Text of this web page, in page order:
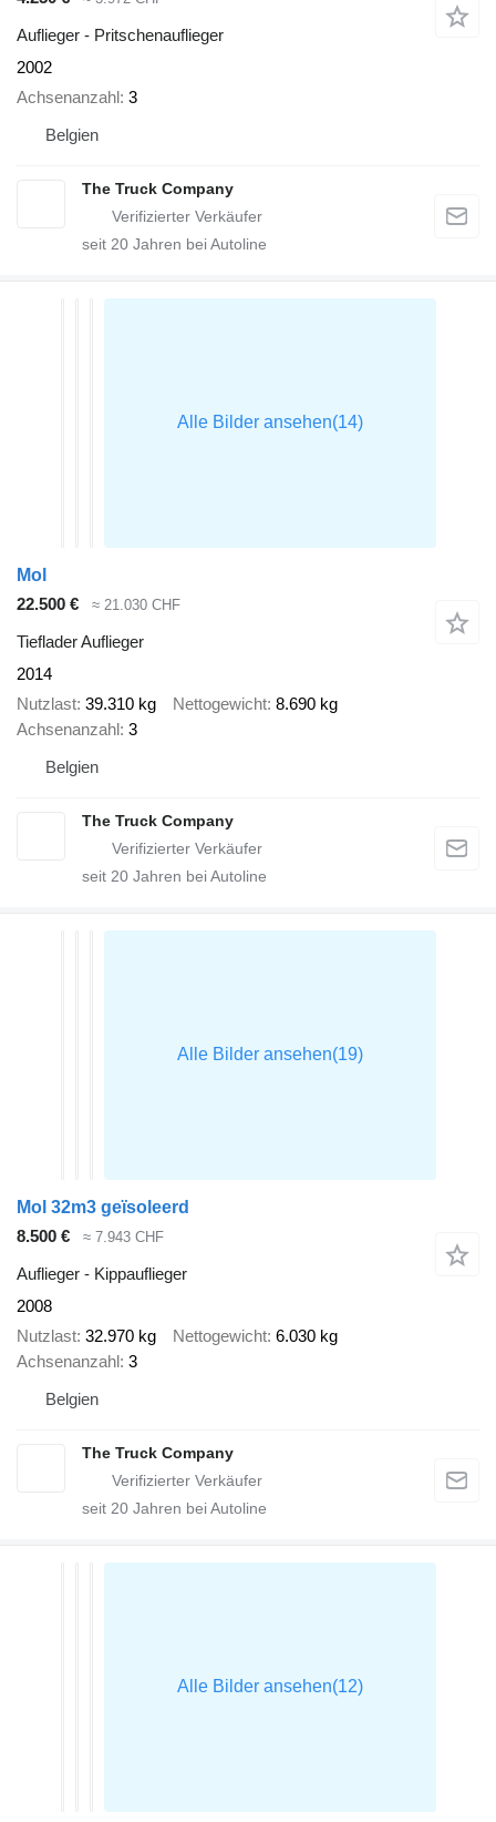
Auflieger - Pritschenauflieger
2002
Achsenanzahl 3
Belgien
The Truck Company
seit 20 Jahren bei Autoline
Mol
22.500 €
≈ 21.030 CHF
Tieflader Auflieger
2014
Nutzlast 39.310 kg Nettogewicht 8.690 kg
Achsenanzahl 3
Belgien
The Truck Company
seit 20 Jahren bei Autoline
Mol 32m3 geïsoleerd
8.500 €
≈ 7.943 CHF
Auflieger - Kippauflieger
2008
Nutzlast 32.970 kg Nettogewicht 6.030 kg
Achsenanzahl 3
Belgien
The Truck Company
seit 20 Jahren bei Autoline